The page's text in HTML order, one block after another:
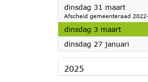
dinsdag 31 maart2026
Afscheid gemeenteraad
dinsdag 3 maart2026
dinsdag 27 januari
2025